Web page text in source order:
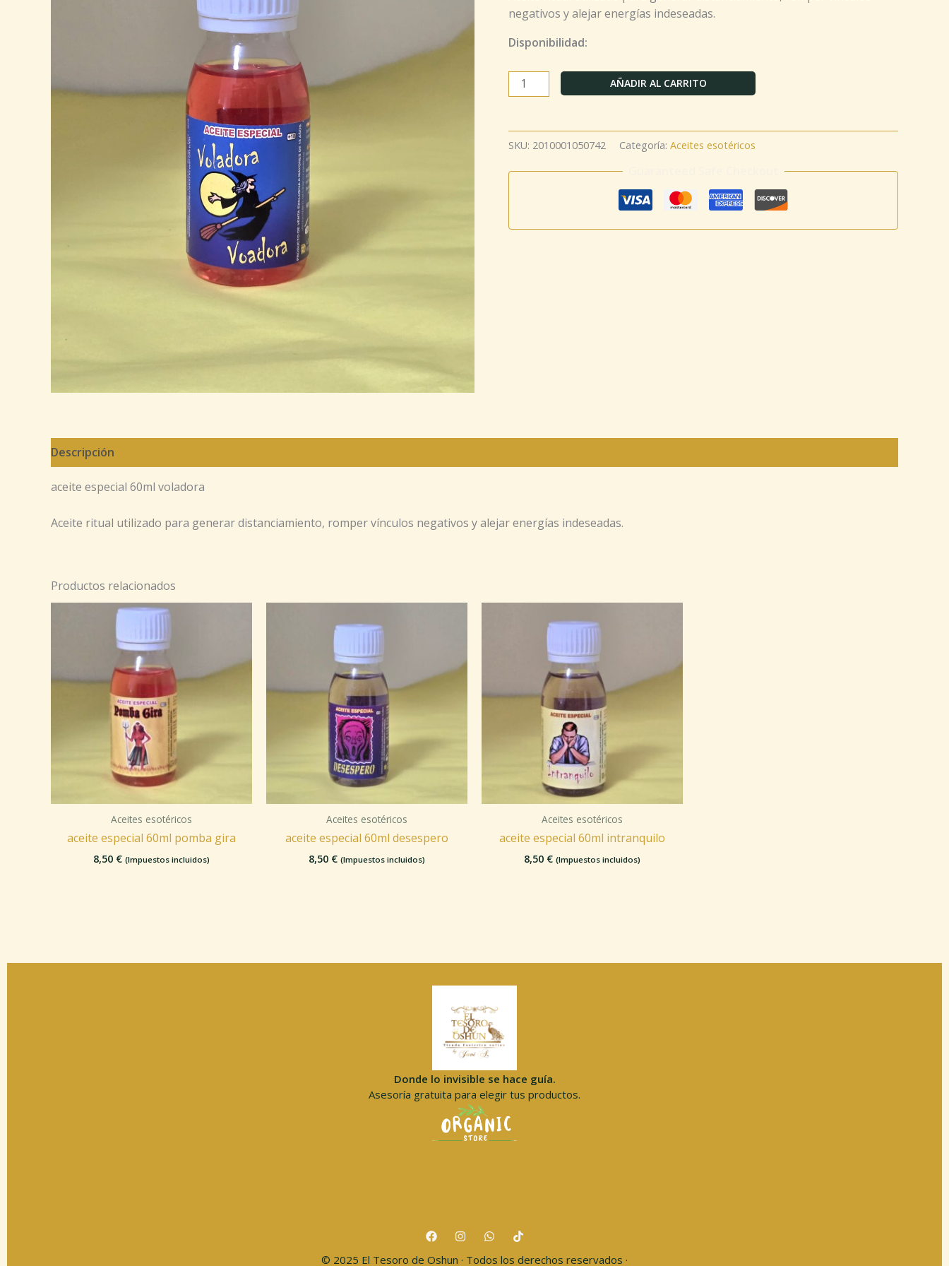
negativos y alejar energías indeseadas.
Disponibilidad:
AÑADIR AL CARRITO
SKU: 2010001050742 Categoría: Aceites esotéricos
Descripción
aceite especial 60ml voladora
Aceite ritual utilizado para generar distanciamiento, romper vínculos negativos y alejar energías indeseadas.
Productos relacionados
Aceites esotéricos
aceite especial 60ml pomba gira
8,50 € (Impuestos incluidos)
Aceites esotéricos
aceite especial 60ml desespero
8,50 € (Impuestos incluidos)
Aceites esotéricos
aceite especial 60ml intranquilo
8,50 € (Impuestos incluidos)
Donde lo invisible se hace guía.
Asesoría gratuita para elegir tus productos.
© 2025 El Tesoro de Oshun · Todos los derechos reservados ·